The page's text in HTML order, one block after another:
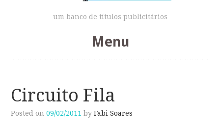
um banco de títulos publicitários
Menu
content
Circuito Fila
Posted on09/02/2011 byFabi Soares